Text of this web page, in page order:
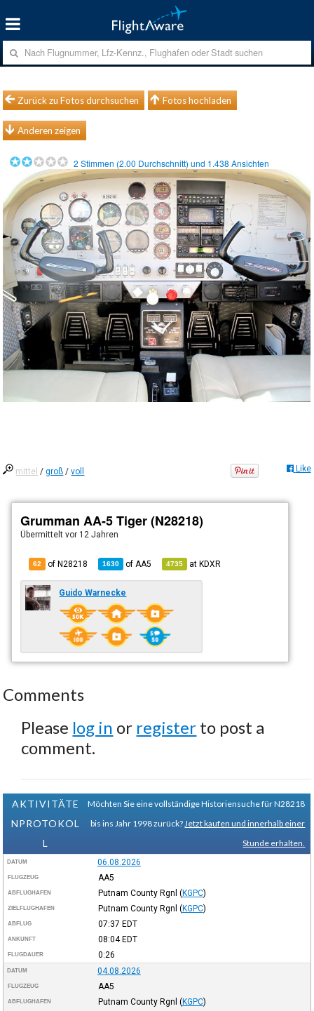
Zurück zu Fotos durchsuchen Fotos hochladen
Anderen zeigen
2 Stimmen (2.00 Durchschnitt) und 1.438 Ansichten
mittel /groß /voll Like
Grumman AA-5 Tiger (N28218)
Übermitteltvor 12 Jahren
62 of N28218 1630 of AA5 4735 atKDXR
Guido Warnecke
Comments
Please log in or register to post a
comment.
AKTIVITÄTE
NPROTOKOL
L
Möchten Sie eine vollständige Historiensuche für N28218
bis ins Jahr 1998 zurück? Jetzt kaufen und innerhalb einer
Stunde erhalten.
DATUM 06.08.2026
FLUGZEUG AA5
ABFLUGHAFEN Putnam County Rgnl (KGPC)
ZIELFLUGHAFEN Putnam County Rgnl (KGPC)
ABFLUG 07:37 EDT
ANKUNFT 08:04EDT
FLUGDAUER 0:26
DATUM 04.08.2026
FLUGZEUG AA5
ABFLUGHAFEN Putnam County Rgnl (KGPC)